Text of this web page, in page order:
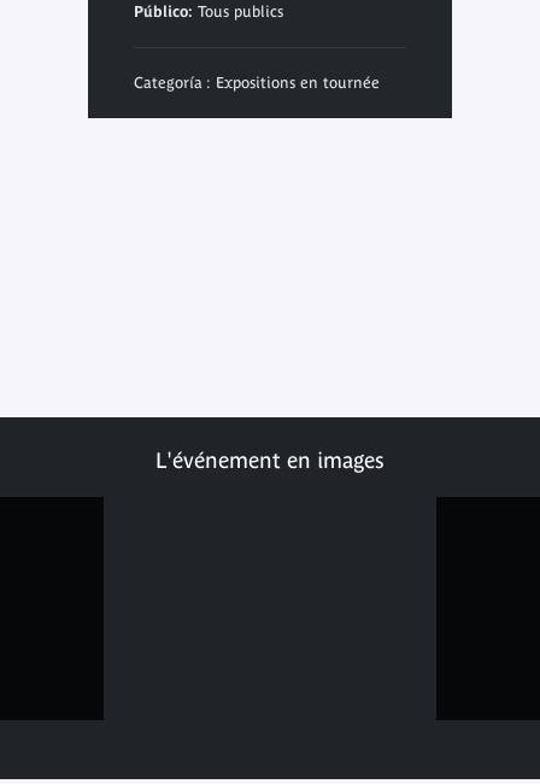
Público: Tous publics
Categoría : Expositions en tournée
L'événement en images